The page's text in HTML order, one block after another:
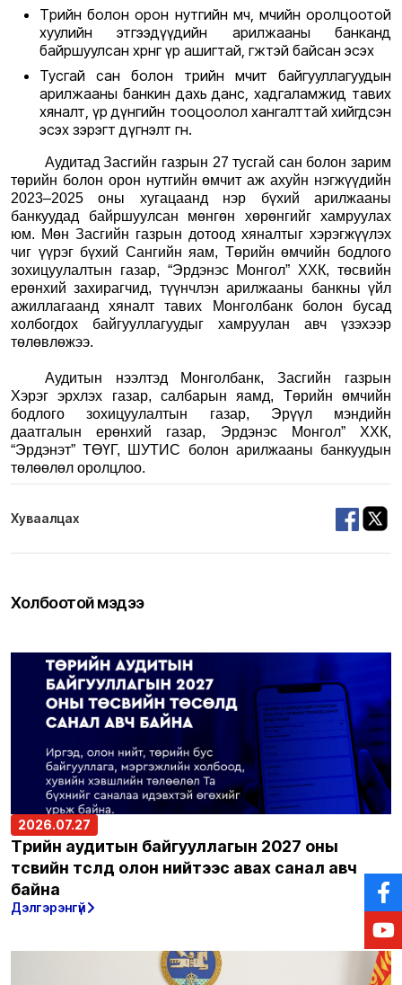
Төрийн болон орон нутгийн өмч, өмчийн оролцоотой
хуулийн этгээдүүдийн арилжааны банканд
байршуулсан хөрөнгө үр ашигтай, өгөөжтэй байсан эсэх
Тусгай сан болон төрийн өмчит байгууллагуудын
арилжааны банкин дахь данс, хадгаламжид тавих
хяналт, үр дүнгийн тооцоолол хангалттай хийгдсэн
эсэх зэрэгт дүгнэлт өгнө.
Аудитад Засгийн газрын 27 тусгай сан болон зарим
төрийн болон орон нутгийн өмчит аж ахуйн нэгжүүдийн
2023–2025 оны хугацаанд нэр бүхий арилжааны
банкуудад байршуулсан мөнгөн хөрөнгийг хамруулах
юм. Мөн Засгийн газрын дотоод хяналтыг хэрэгжүүлэх
чиг үүрэг бүхий Сангийн яам, Төрийн өмчийн бодлого
зохицуулалтын газар, “Эрдэнэс Монгол” ХХК, төсвийн
ерөнхий захирагчид, түүнчлэн арилжааны банкны үйл
ажиллагаанд хяналт тавих Монголбанк болон бусад
холбогдох байгууллагуудыг хамруулан авч үзэхээр
төлөвлөжээ.
Аудитын нээлтэд Монголбанк, Засгийн газрын
Хэрэг эрхлэх газар, салбарын яамд, Төрийн өмчийн
бодлого зохицуулалтын газар, Эрүүл мэндийн
даатгалын ерөнхий газар, Эрдэнэс Монгол” ХХК,
“Эрдэнэт” ТӨҮГ, ШУТИС болон арилжааны банкуудын
төлөөлөл оролцлоо.
Хуваалцах
Холбоотой мэдээ
2026.07.27
Төрийн аудитын байгууллагын 2027 оны
төсвийн төсөлд олон нийтээс авах санал авч
байна
Дэлгэрэнгүй